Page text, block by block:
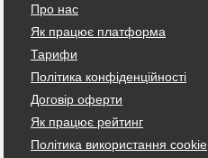
Про нас
Як працює платформа
Тарифи
Політика конфіденційності
Договір оферти
Як працює рейтинг
Політика використання cookie